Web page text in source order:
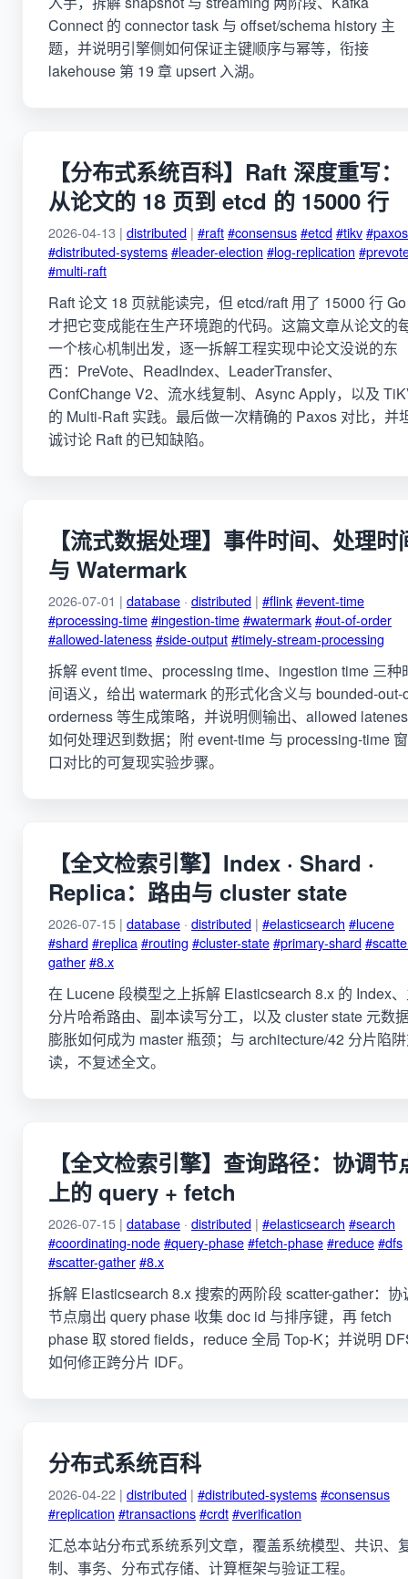
Connect 的 connector task 与 offset/schema history 主
题，并说明引擎侧如何保证主键顺序与幂等，衔接
lakehouse 第 19 章 upsert 入湖。
【分布式系统百科】Raft 深度重写：
从论文的 18 页到 etcd 的 15000 行
2026-04-13 | distributed | #raft#consensus#etcd#tikv#paxos
#distributed-systems#leader-election #log-replication
#multi-raft
Raft 论文 18 页就能读完，但 etcd/raft 用了 15000 行 Go
才把它变成能在生产环境跑的代码。这篇文章从论文的
一个核心机制出发，逐一拆解工程实现中论文没说的东
西：PreVote、ReadIndex、LeaderTransfer、
ConfChange V2、流水线复制、Async Apply，以及
的 Multi-Raft 实践。最后做一次精确的 Paxos 对比，并
诚讨论 Raft 的已知缺陷。
【流式数据处理】事件时间、处理时
与 Watermark
2026-07-01 | database · distributed | #flink#event-time
#processing-time#ingestion-time#watermark#out-of-order
#allowed-lateness#side-output#timely-stream-processing
拆解 event time、processing time、ingestion time 三种
间语义，给出 watermark 的形式化含义与 bounded-out-
orderness 等生成策略，并说明侧输出、allowed
如何处理迟到数据；附 event-time 与 processing-time 窗
口对比的可复现实验步骤。
【全文检索引擎】Index · Shard ·
Replica：路由与 cluster state
2026-07-15 | database · distributed | #elasticsearch #lucene
#shard#replica#routing #cluster-state#primary-shard
gather#8.x
在 Lucene 段模型之上拆解 Elasticsearch 8.x 的 Index
分片哈希路由、副本读写分工，以及 cluster state 元数
膨胀如何成为 master 瓶颈；与 architecture/42 分片陷
读，不复述全文。
【全文检索引擎】查询路径：协调节
上的 query + fetch
2026-07-15 | database · distributed | #elasticsearch #search
#coordinating-node#query-phase#fetch-phase#reduce#dfs
#scatter-gather#8.x
拆解 Elasticsearch 8.x 搜索的两阶段 scatter-gather：协
节点扇出 query phase 收集 doc id 与排序键，再 fetch
phase 取 stored fields，reduce 全局 Top-K；并说明
如何修正跨分片 IDF。
分布式系统百科
2026-04-22 | distributed | #distributed-systems#consensus
#replication #transactions#crdt#verification
汇总本站分布式系统系列文章，覆盖系统模型、共识、
制、事务、分布式存储、计算框架与验证工程。